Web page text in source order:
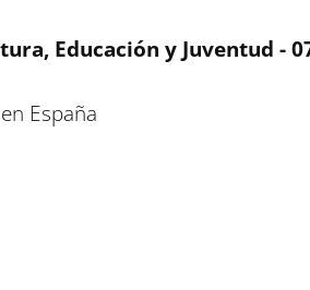
Educación y Juventud -
España